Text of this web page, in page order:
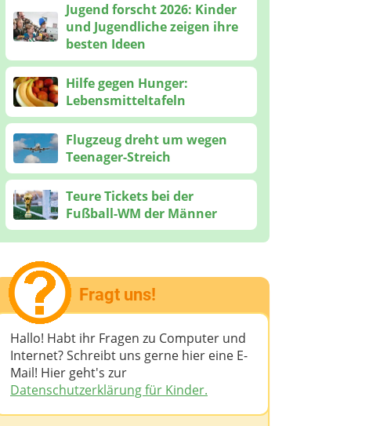
Jugend forscht 2026: Kinder
und Jugendliche zeigen ihre
besten Ideen
Hilfe gegen Hunger:
Lebensmitteltafeln
Flugzeug dreht um wegen
Teenager-Streich
Teure Tickets bei der
Fußball-WM der Männer
Fragt uns!
Hallo! Habt ihr Fragen zu Computer und
Internet? Schreibt uns gerne hier eine E-
Mail! Hier geht's zur
Datenschutzerklärung für Kinder.